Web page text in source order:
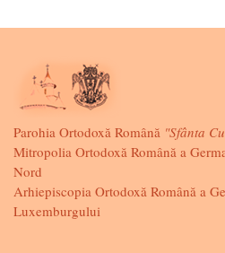
Parohia Ortodoxă Română "Sfânta
Mitropolia Ortodoxă Română a
Nord
Arhiepiscopia Ortodoxă Română a
Luxemburgului